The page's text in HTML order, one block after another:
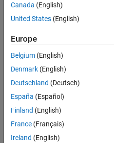
aucune
offre
d'emploi
correspondant
à vos
critères
de
recherche.
Vous
pouvez
élargir
votre
recherche
Canada (English)
United States (English)
Europe
Belgium (English)
Denmark (English)
Deutschland (Deutsch)
España (Español)
Finland (English)
France (Français)
Ireland (English)